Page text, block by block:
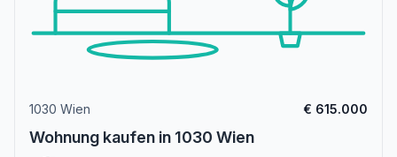
1030 Wien € 615.000
Wohnung kaufen in 1030 Wien